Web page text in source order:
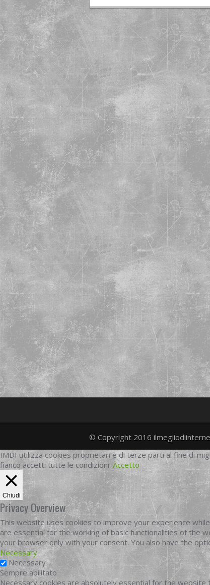
© Copyright 2016
IMDI utilizza cookies proprietari e di terze parti al fine di
fianco accetti tutte le condizioni. Accetto
Chiudi
Privacy Overview
This website uses cookies to improve your experience
are essential for the working of basic functionalities of the
your browser only with your consent. You also have the
Necessary
Necessary
Sempre abilitato
Necessary cookies are absolutely essential for the